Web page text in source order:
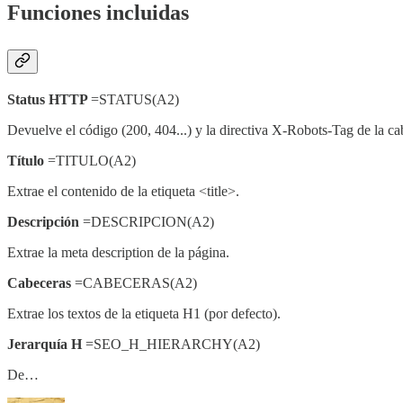
Funciones incluidas
Status HTTP=STATUS(A2)
Devuelve el código (200, 404...) y la directiva X-Robots-Tag de la
Título =TITULO(A2)
Extrae el contenido de la etiqueta <title>.
Descripción =DESCRIPCION(A2)
Extrae la meta description de la página.
Cabeceras =CABECERAS(A2)
Extrae los textos de la etiqueta H1 (por defecto).
Jerarquía H =SEO_H_HIERARCHY(A2)
De…